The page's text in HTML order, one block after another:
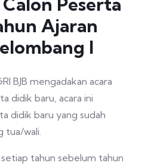
Ajaran
I
BJB mengadakan acara
didik baru, acara ini
didik baru yang sudah
tua/wali.
tahun sebelum tahun